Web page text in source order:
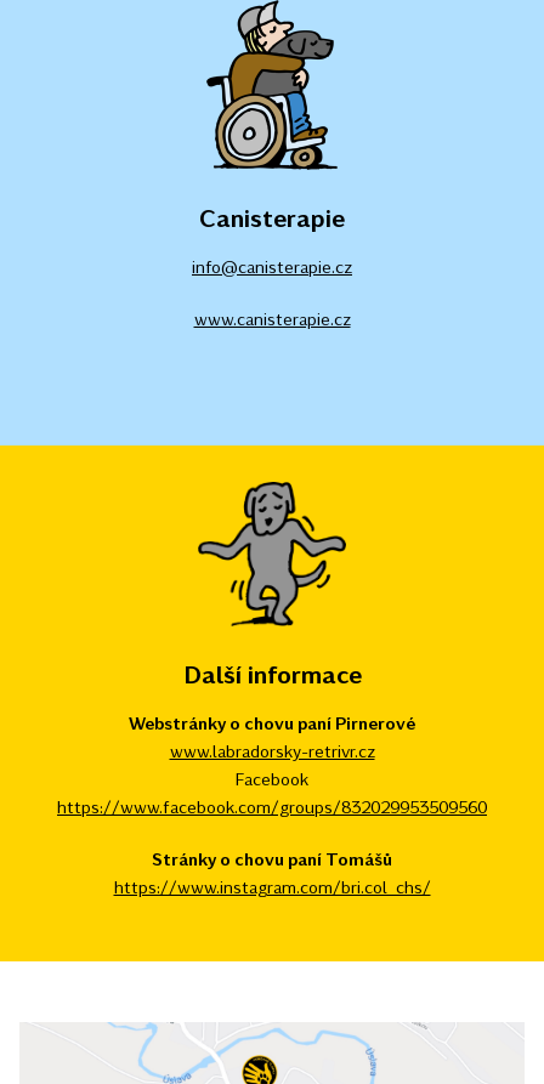
Canisterapie
info@canisterapie.cz
www.canisterapie.cz
Další informace
Webstránky o chovu paní Pirnerové
www.labradorsky-retrivr.cz
Facebook
https://www.facebook.com/groups/832029953509560
Stránky o chovu paní Tomášů
https://www.instagram.com/bri.col_chs/